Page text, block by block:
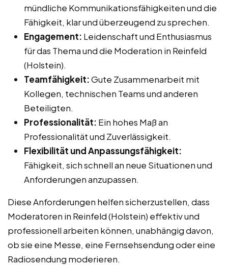
mündliche Kommunikationsfähigkeiten und die
Fähigkeit, klar und überzeugend zu sprechen.
Engagement: Leidenschaft und Enthusiasmus
für das Thema und die Moderation in Reinfeld
(Holstein).
Teamfähigkeit:Gute Zusammenarbeit mit
Kollegen, technischen Teams und anderen
Beteiligten.
Professionalität: Ein hohes Maß an
Professionalität und Zuverlässigkeit.
Flexibilität und Anpassungsfähigkeit:
Fähigkeit, sich schnell an neue Situationen und
Anforderungen anzupassen.
Diese Anforderungen helfen sicherzustellen, dass
Moderatoren in Reinfeld (Holstein) effektiv und
professionell arbeiten können, unabhängig davon,
ob sie eine Messe, eine Fernsehsendung oder eine
Radiosendung moderieren.